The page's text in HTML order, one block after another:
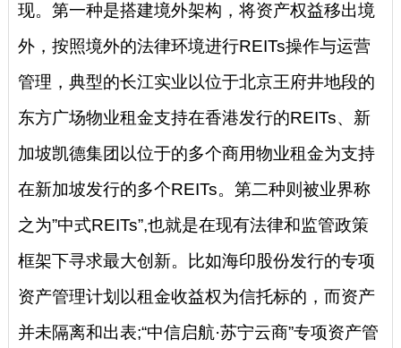
现。第一种是搭建境外架构，将资产权益移出境
外，按照境外的法律环境进行REITs操作与运营
管理，典型的长江实业以位于北京王府井地段的
东方广场物业租金支持在香港发行的REITs、新
加坡凯德集团以位于的多个商用物业租金为支持
在新加坡发行的多个REITs。第二种则被业界称
之为”中式REITs”,也就是在现有法律和监管政策
框架下寻求最大创新。比如海印股份发行的专项
资产管理计划以租金收益权为信托标的，而资产
并未隔离和出表;“中信启航·苏宁云商”专项资产管